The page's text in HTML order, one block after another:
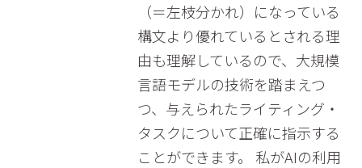
（＝左枝分かれ）になっている
構文より優れているとされる理
由も理解しているので、大規模
言語モデルの技術を踏まえつ
つ、与えられたライティング・
タスクについて正確に指示する
ことができます。 私がAIの利用